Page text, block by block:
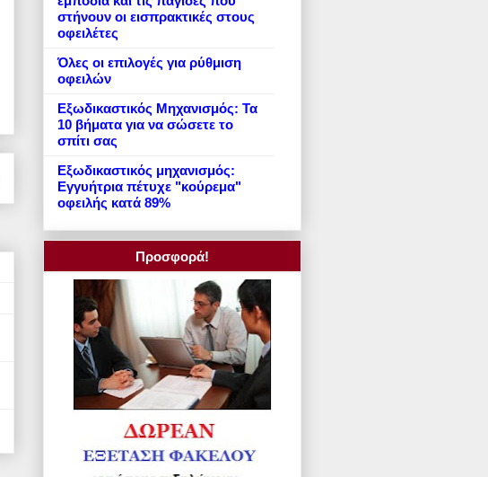
στήνουν οι εισπρακτικές στους
οφειλέτες
Όλες οι επιλογές για ρύθμιση
οφειλών
Εξωδικαστικός Μηχανισμός: Τα
10 βήματα για να σώσετε το
σπίτι σας
Εξωδικαστικός μηχανισμός:
Εγγυήτρια πέτυχε "κούρεμα"
οφειλής κατά 89%
Προσφορά!